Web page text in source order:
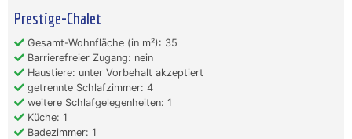
Prestige-Chalet
Gesamt-Wohnfläche (in m²): 35
Barrierefreier Zugang: nein
Haustiere: unter Vorbehalt akzeptiert
getrennte Schlafzimmer: 4
weitere Schlafgelegenheiten: 1
Küche: 1
Badezimmer: 1